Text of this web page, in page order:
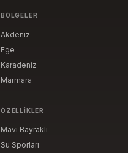
BÖLGELER
Akdeniz
Ege
Karadeniz
Marmara
ÖZELLIKLER
Mavi Bayraklı
Su Sporları